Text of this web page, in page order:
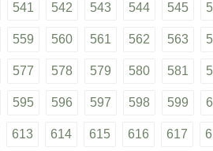
541 542 543 544 545
559 560 561 562 563
577 578 579 580 581
595 596 597 598 599
613 614 615 616 617